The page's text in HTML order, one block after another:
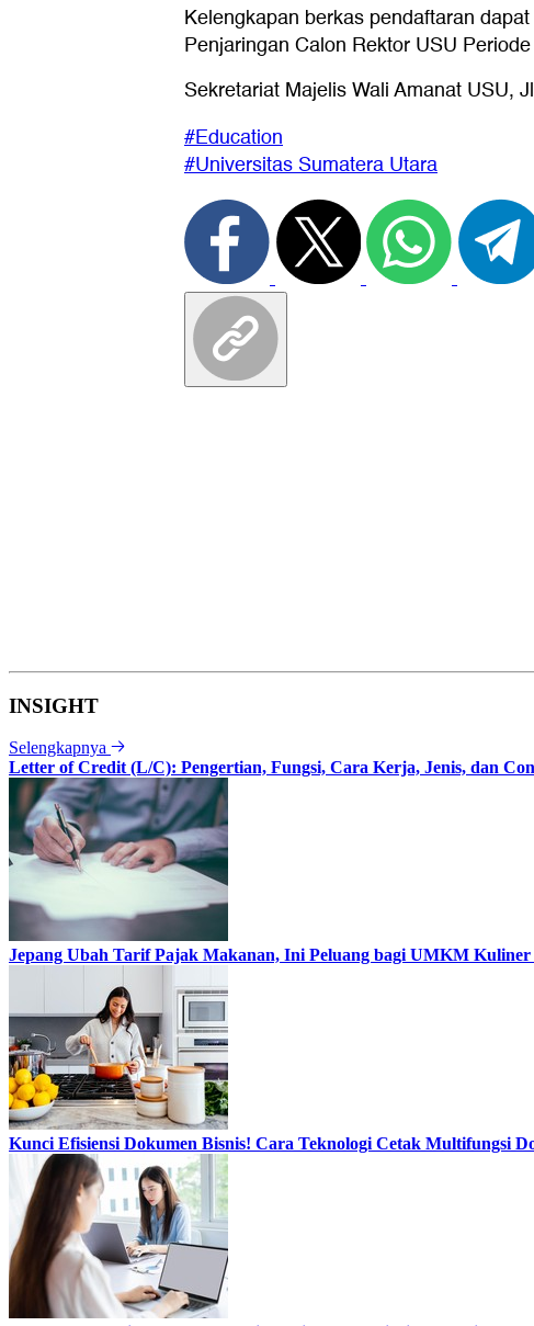
Kelengkapan berkas pendaftaran
Penjaringan Calon Rektor USU
Sekretariat Majelis Wali Amanat USU,
#Education
#Universitas Sumatera Utara
INSIGHT
Selengkapnya
Letter of Credit (L/C): Pengertian, Fungsi, Cara Kerja, Jenis, dan
Jepang Ubah Tarif Pajak Makanan, Ini Peluang bagi UMKM Kuliner
Kunci Efisiensi Dokumen Bisnis! Cara Teknologi Cetak Multifungsi